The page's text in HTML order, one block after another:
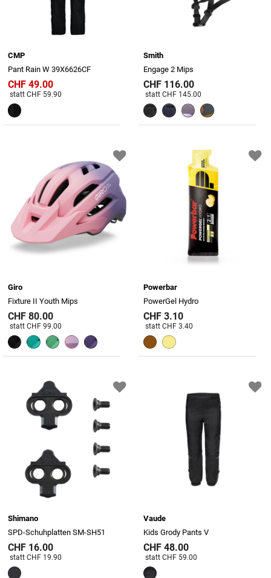
CMP
Pant Rain W 39X6626CF
CHF 49.00
Preis reduziert von
statt CHF 59.90
Smith
Engage 2 Mips
CHF 116.00
Preis reduziert von
statt CHF 145.00
Giro
Fixture II Youth Mips
CHF 80.00
Preis reduziert von
statt CHF 99.00
Powerbar
PowerGel Hydro
CHF 3.10
Preis reduziert von
statt CHF 3.40
Shimano
SPD-Schuhplatten SM-SH51
CHF 16.00
Preis reduziert von
statt CHF 19.90
Vaude
Kids Grody Pants V
CHF 48.00
Preis reduziert von
statt CHF 59.00